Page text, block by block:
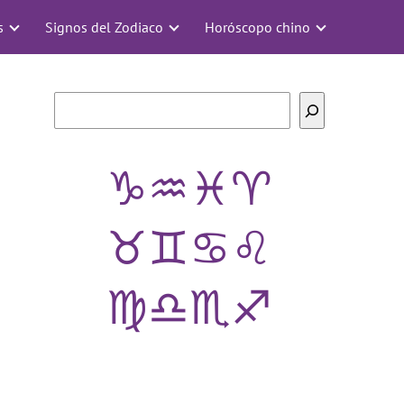
Signos del Zodiaco Horóscopo chino
♑♒♓♈
♉♊♋♌
♍♎♏♐